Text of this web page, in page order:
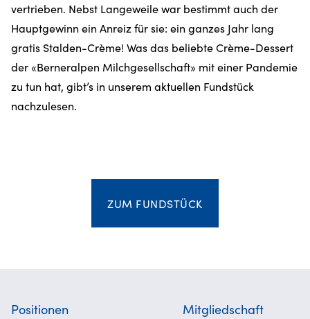
vertrieben. Nebst Langeweile war bestimmt auch der
Hauptgewinn ein Anreiz für sie: ein ganzes Jahr lang
gratis Stalden-Crème! Was das beliebte Crème-Dessert
der «Berneralpen Milchgesellschaft» mit einer Pandemie
zu tun hat, gibt’s in unserem aktuellen Fundstück
nachzulesen.
ZUM FUNDSTÜCK
Positionen Mitgliedschaft